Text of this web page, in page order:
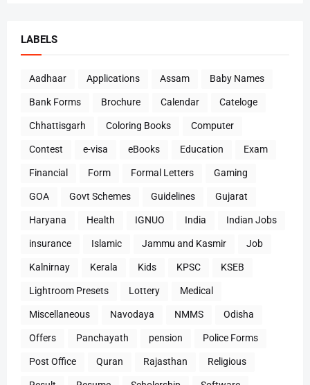
LABELS
Aadhaar Applications Assam Baby Names
Bank Forms Brochure Calendar Cateloge
Chhattisgarh Coloring Books Computer
Contest e-visa eBooks Education Exam
Financial Form Formal Letters Gaming
GOA Govt Schemes Guidelines Gujarat
Haryana Health IGNUO India Indian Jobs
insurance Islamic Jammu and Kasmir Job
Kalnirnay Kerala Kids KPSC KSEB
Lightroom Presets Lottery Medical
Miscellaneous Navodaya NMMS Odisha
Offers Panchayath pension Police Forms
Post Office Quran Rajasthan Religious